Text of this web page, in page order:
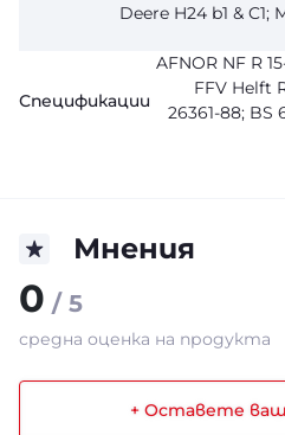
Deere H24 b1 & C1;
Спецификации
AFNOR NF R
FFV Helft
26361-88; BS
Мнения
0 / 5
средна оценка на продукта
+ Оставете